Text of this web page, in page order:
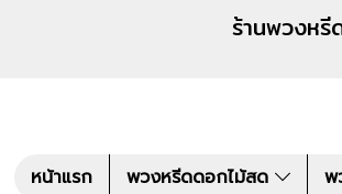
รีด เติมบุญ สั่งพว
หน้าแรก พวงหรีดดอกไม้สด พ